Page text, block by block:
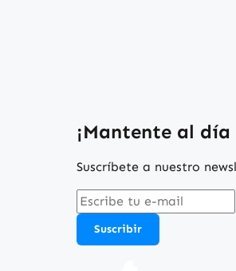
¡Mantente al día
Suscríbete a nuestro
Suscribir